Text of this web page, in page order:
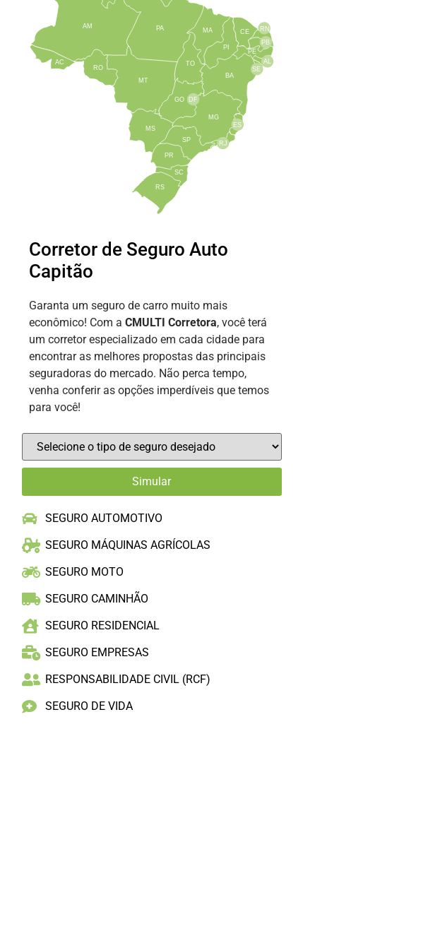
TO
BA
SE
PE
AL
RN
CE
PI
MA
PA
AM
AC
RO
MT
MS
GO
PR
SC
RS
SP
MG
RJ
ES
DF
PB
Corretor de Seguro Auto
Capitão
Garanta um seguro de carro muito mais
econômico! Com a CMULTI Corretora, você terá
um corretor especializado em cada cidade para
encontrar as melhores propostas das principais
seguradoras do mercado. Não perca tempo,
venha conferir as opções imperdíveis que temos
para você!
SEGURO AUTOMOTIVO
SEGURO MÁQUINAS AGRÍCOLAS
SEGURO MOTO
SEGURO CAMINHÃO
SEGURO RESIDENCIAL
SEGURO EMPRESAS
RESPONSABILIDADE CIVIL (RCF)
SEGURO DE VIDA